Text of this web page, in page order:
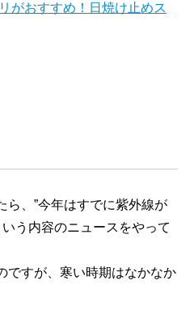
がおすすめ！日焼け止めス
ら、”今年はすでに紫外線が
う内容のニュースをやって
ですが、寒い時期はなかなか